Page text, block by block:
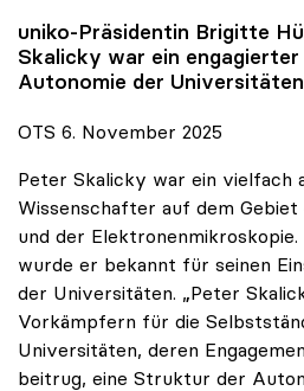
uniko-Präsidentin Brigitte
Skalicky war ein
Autonomie der
OTS 6. November 2025
Peter Skalicky war ein vielfach
Wissenschafter auf dem
und der Elektronenmikroskopie.
wurde er bekannt für seinen
der Universitäten. „Peter
Vorkämpfern für die
Universitäten, deren
beitrug, eine Struktur der